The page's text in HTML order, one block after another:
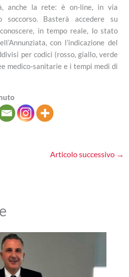
anche la rete: è on-line, in via
soccorso. Basterà accedere su
in tempo reale, lo stato
con l’indicazione del
per codici (rosso, giallo, verde
medico-sanitarie e i tempi medi di
Articolo successivo →